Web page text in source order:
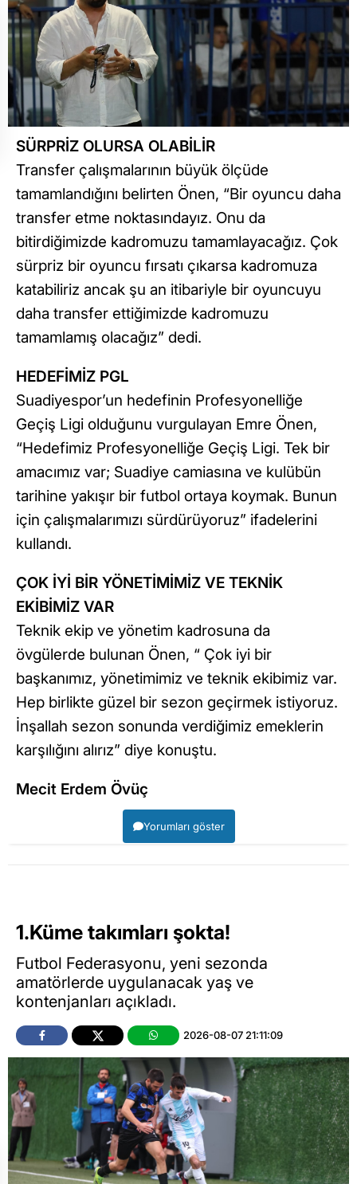
SÜRPRİZ OLURSA OLABİLİR
Transfer çalışmalarının büyük ölçüde
tamamlandığını belirten Önen, “Bir oyuncu daha
transfer etme noktasındayız. Onu da
bitirdiğimizde kadromuzu tamamlayacağız. Çok
sürpriz bir oyuncu fırsatı çıkarsa kadromuza
katabiliriz ancak şu an itibariyle bir oyuncuyu
daha transfer ettiğimizde kadromuzu
tamamlamış olacağız” dedi.
HEDEFİMİZ PGL
Suadiyespor’un hedefinin Profesyonelliğe
Geçiş Ligi olduğunu vurgulayan Emre Önen,
“Hedefimiz Profesyonelliğe Geçiş Ligi. Tek bir
amacımız var; Suadiye camiasına ve kulübün
tarihine yakışır bir futbol ortaya koymak. Bunun
için çalışmalarımızı sürdürüyoruz” ifadelerini
kullandı.
ÇOK İYİ BİR YÖNETİMİMİZ VE TEKNİK
EKİBİMİZ VAR
Teknik ekip ve yönetim kadrosuna da
övgülerde bulunan Önen, “ Çok iyi bir
başkanımız, yönetimimiz ve teknik ekibimiz var.
Hep birlikte güzel bir sezon geçirmek istiyoruz.
İnşallah sezon sonunda verdiğimiz emeklerin
karşılığını alırız” diye konuştu.
Mecit Erdem Övüç
Yorumları göster
1.Küme takımları şokta!
Futbol Federasyonu, yeni sezonda
amatörlerde uygulanacak yaş ve
kontenjanları açıkladı.
2026-08-07 21:11:09